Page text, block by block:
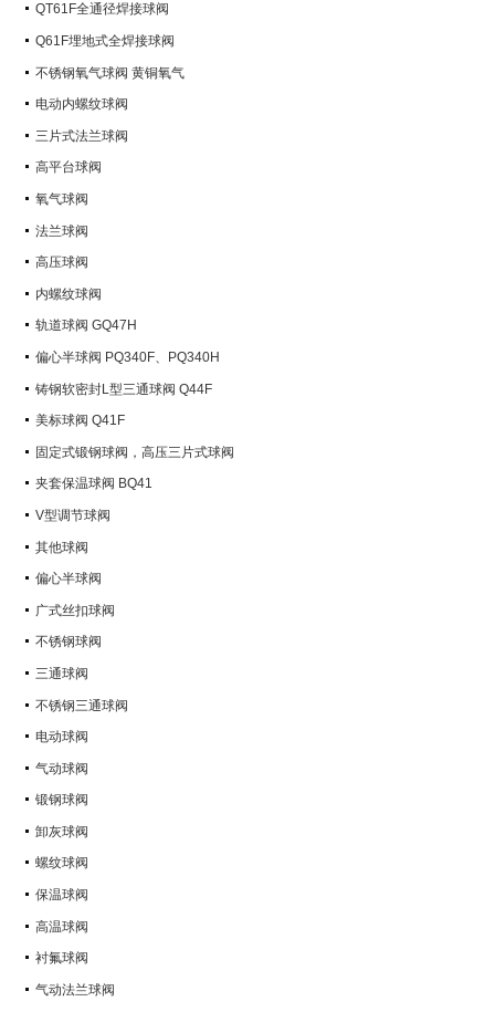
QT61F全通径焊接球阀
Q61F埋地式全焊接球阀
不锈钢氧气球阀 黄铜氧气
电动内螺纹球阀
三片式法兰球阀
高平台球阀
氧气球阀
法兰球阀
高压球阀
内螺纹球阀
轨道球阀 GQ47H
偏心半球阀 PQ340F、PQ340H
铸钢软密封L型三通球阀 Q44F
美标球阀 Q41F
固定式锻钢球阀，高压三片式球阀
Q347Y,Q347F
夹套保温球阀 BQ41
V型调节球阀
其他球阀
偏心半球阀
广式丝扣球阀
不锈钢球阀
三通球阀
不锈钢三通球阀
电动球阀
气动球阀
锻钢球阀
卸灰球阀
螺纹球阀
保温球阀
高温球阀
衬氟球阀
气动法兰球阀